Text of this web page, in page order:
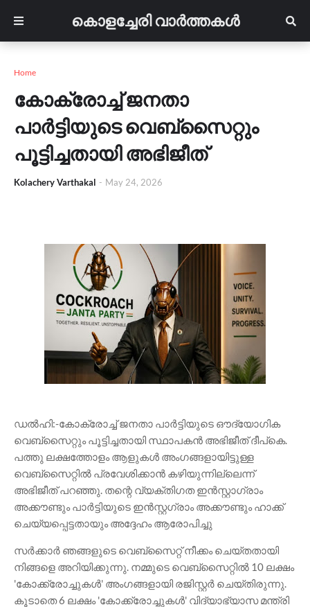
കൊളച്ചേരി വാർത്തകൾ
Home
കോക്രോച്ച് ജനതാ
പാർട്ടിയുടെ വെബ്സൈറ്റും
പൂട്ടിച്ചതായി അഭിജീത്
Kolachery Varthakal - May 24, 2026
ഡൽഹി:-കോക്രോച്ച് ജനതാ പാർട്ടിയുടെ ഔദ്യോഗിക
വെബ്‌സൈറ്റും പൂട്ടിച്ചതായി സ്ഥാപകൻ അഭിജീത് ദീപ്കെ.
പത്തു ലക്ഷത്തോളം ആളുകൾ അംഗങ്ങളായിട്ടുള്ള
വെബ്‌സൈറ്റിൽ പ്രവേശിക്കാൻ കഴിയുന്നില്ലെന്ന്
അഭിജീത് പറഞ്ഞു. തന്റെ വ്യക്തിഗത ഇൻസ്റ്റാഗ്രാം
അക്കൗണ്ടും പാർട്ടിയുടെ ഇൻസ്റ്റഗ്രാം അക്കൗണ്ടും ഹാക്ക്
ചെയ്യപ്പെട്ടതായും അദ്ദേഹം ആരോപിച്ചു
സർക്കാർ ഞങ്ങളുടെ വെബ്സൈറ്റ് നീക്കം ചെയ്തതായി
നിങ്ങളെ അറിയിക്കുന്നു. നമ്മുടെ വെബ്സൈറ്റിൽ 10 ലക്ഷം
'കോക്ക്രോച്ചുകൾ' അംഗങ്ങളായി രജിസ്റ്റർ ചെയ്തിരുന്നു.
കൂടാതെ 6 ലക്ഷം 'കോക്ക്രോച്ചുകൾ' വിദ്യാഭ്യാസ മന്ത്രി